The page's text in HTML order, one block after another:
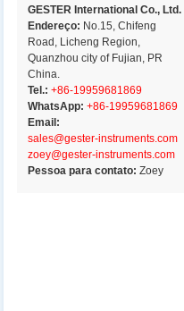
GESTER International Co., Ltd.
Endereço: No.15, Chifeng
Road, Licheng Region,
Quanzhou city of Fujian, PR
China.
Tel.: +86-19959681869
WhatsApp: +86-19959681869
Email:
sales@gester-instruments.com
zoey@gester-instruments.com
Pessoa para contato:Zoey